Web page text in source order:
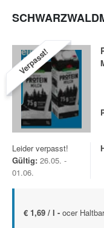
Verpasst!
Leider verpasst!
Gültig: 26.05. -
01.06.
€ 1,69 / l - ocer